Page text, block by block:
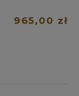
965,00 zł